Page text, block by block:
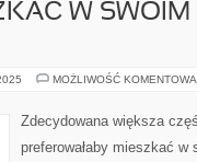
W
MOŻLIWOŚĆ
Zdecydowana większa
preferowałaby mieszkać w